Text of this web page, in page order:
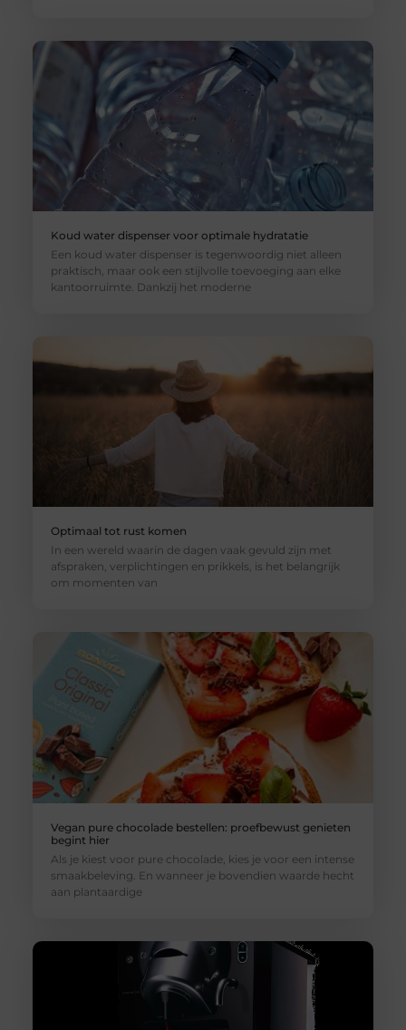
Koud water dispenser voor optimale hydratatie
Een koud water dispenser is tegenwoordig niet alleen
praktisch, maar ook een stijlvolle toevoeging aan elke
kantoorruimte. Dankzij het moderne
Optimaal tot rust komen
In een wereld waarin de dagen vaak gevuld zijn met
afspraken, verplichtingen en prikkels, is het belangrijk
om momenten van
Vegan pure chocolade bestellen: proefbewust genieten
begint hier
Als je kiest voor pure chocolade, kies je voor een intense
smaakbeleving. En wanneer je bovendien waarde hecht
aan plantaardige